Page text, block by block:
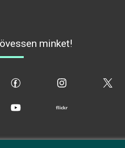
minket!
flickr